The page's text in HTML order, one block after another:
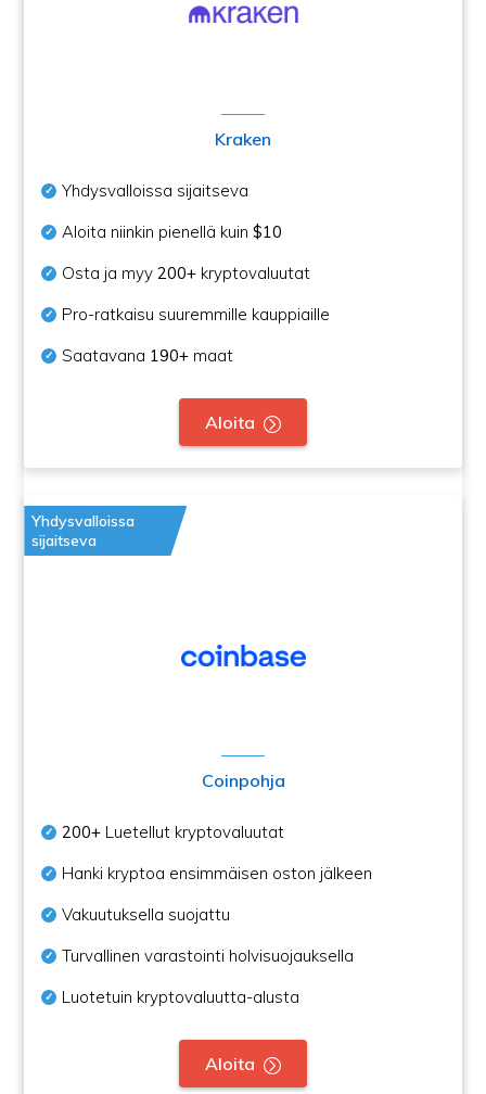
Kraken
Yhdysvalloissa sijaitseva
Aloita niinkin pienellä kuin$10
Osta ja myy200+ kryptovaluutat
Pro-ratkaisu suuremmille kauppiaille
Saatavana 190+ maat
Aloita
Yhdysvalloissa
sijaitseva
Coinpohja
200+ Luetellut kryptovaluutat
Hanki kryptoa ensimmäisen oston jälkeen
Vakuutuksella suojattu
Turvallinen varastointi holvisuojauksella
Luotetuin kryptovaluutta-alusta
Aloita